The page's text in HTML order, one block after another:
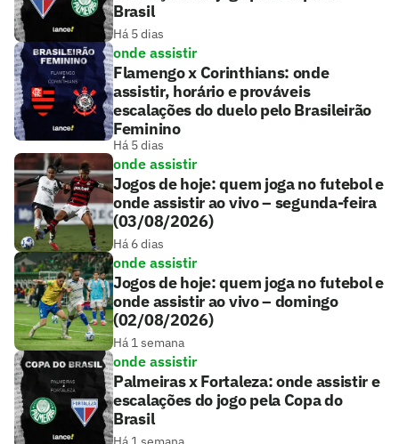
Brasil
Há 5 dias
onde assistir
Flamengo x Corinthians: onde
assistir, horário e prováveis
escalações do duelo pelo Brasileirão
Feminino
Há 5 dias
onde assistir
Jogos de hoje: quem joga no futebol e
onde assistir ao vivo – segunda-feira
(03/08/2026)
Há 6 dias
onde assistir
Jogos de hoje: quem joga no futebol e
onde assistir ao vivo – domingo
(02/08/2026)
Há 1 semana
onde assistir
Palmeiras x Fortaleza: onde assistir e
escalações do jogo pela Copa do
Brasil